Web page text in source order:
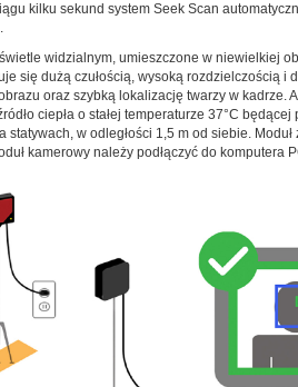
kilku sekund system Seek Scan
widzialnym, umieszczone w niewielkiej
się dużą czułością, wysoką rozdzielczością
oraz szybką lokalizację twarzy w kadrze.
ciepła o stałej temperaturze 37°C
w odległości 1,5 m od siebie.
kamerowy należy podłączyć do komputera